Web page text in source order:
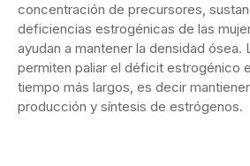
concentración de precursores,
deficiencias estrogénicas de las
ayudan a mantener la densidad ósea.
permiten paliar el déficit estrogénico
tiempo más largos, es decir
producción y síntesis de estrógenos.